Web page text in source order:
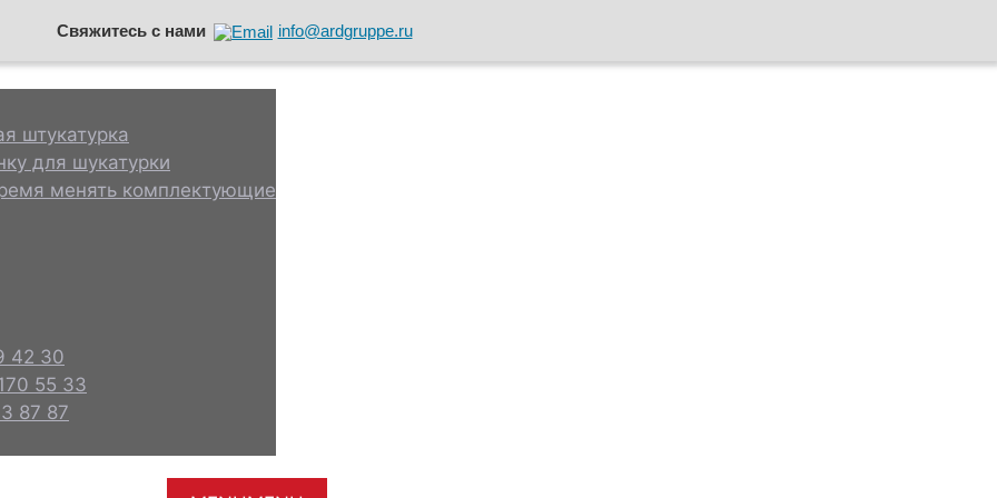
Свяжитесь с нами info@ardgruppe.ru
штукатурка
для шукатурки
менять комплектующие
42 30
55 33
87 87